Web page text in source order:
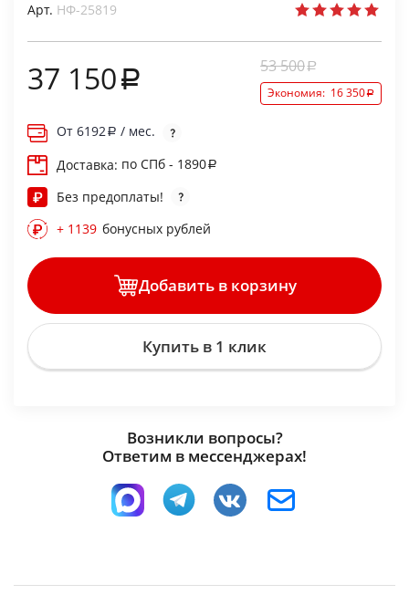
Арт. НФ-25819
37 150 53 500
Экономия: 16 350
От 6192
/ мес.
Доставка: по СПб - 1890
Без предоплаты!
+ 1139 бонусных рублей
Добавить в корзину
Купить в 1 клик
Возникли вопросы?
Ответим в мессенджерах!